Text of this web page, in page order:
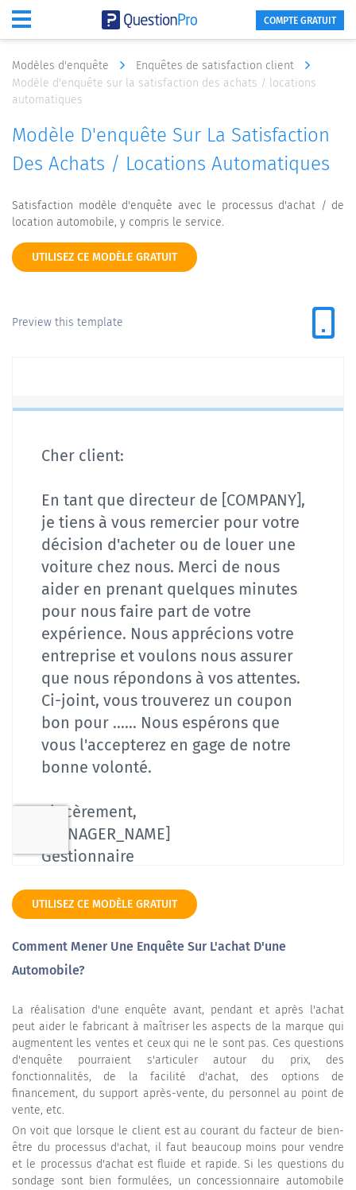
COMPTE GRATUIT
Modèles d'enquête
Enquêtes de satisfaction client
Modèle d'enquête sur la satisfaction des achats / locations
automatiques
Modèle D'enquête Sur La Satisfaction
Des Achats / Locations Automatiques
Satisfaction modèle d'enquête avec le processus d'achat / de
location automobile, y compris le service.
UTILISEZ CE MODÈLE GRATUIT
Preview this template
UTILISEZ CE MODÈLE GRATUIT
Comment Mener Une Enquête Sur L'achat D'une
Automobile?
La réalisation d'une enquête avant, pendant et après l'achat
peut aider le fabricant à maîtriser les aspects de la marque qui
augmentent les ventes et ceux qui ne le sont pas. Ces questions
d'enquête pourraient s'articuler autour du prix, des
fonctionnalités, de la facilité d'achat, des options de
financement, du support après-vente, du personnel au point de
vente, etc.
On voit que lorsque le client est au courant du facteur de bien-
être du processus d'achat, il faut beaucoup moins pour vendre
et le processus d'achat est fluide et rapide. Si les questions du
sondage sont bien formulées, un concessionnaire automobile